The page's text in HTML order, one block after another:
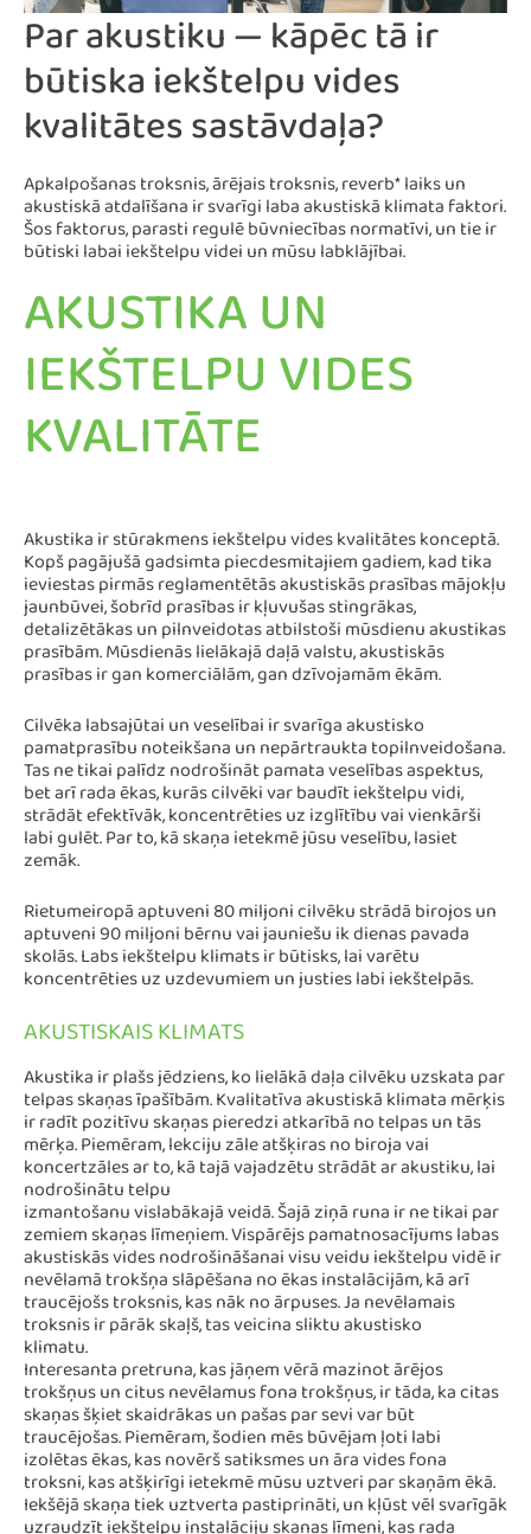
Par akustiku — kāpēc tā ir
būtiska iekštelpu vides
kvalitātes sastāvdaļa?
Apkalpošanas troksnis, ārējais troksnis, reverb* laiks un
akustiskā atdalīšana ir svarīgi laba akustiskā klimata faktori.
Šos faktorus, parasti regulē būvniecības normatīvi, un tie ir
būtiski labai iekštelpu videi un mūsu labklājībai.
AKUSTIKA UN
IEKŠTELPU VIDES
KVALITĀTE
Akustika ir stūrakmens iekštelpu vides kvalitātes konceptā.
Kopš pagājušā gadsimta piecdesmitajiem gadiem, kad tika
ieviestas pirmās reglamentētās akustiskās prasības mājokļu
jaunbūvei, šobrīd prasības ir kļuvušas stingrākas,
detalizētākas un pilnveidotas atbilstoši mūsdienu akustikas
prasībām. Mūsdienās lielākajā daļā valstu, akustiskās
prasības ir gan komerciālām, gan dzīvojamām ēkām.
Cilvēka labsajūtai un veselībai ir svarīga akustisko
pamatprasību noteikšana un nepārtraukta topilnveidošana.
Tas ne tikai palīdz nodrošināt pamata veselības aspektus,
bet arī rada ēkas, kurās cilvēki var baudīt iekštelpu vidi,
strādāt efektīvāk, koncentrēties uz izglītību vai vienkārši
labi gulēt. Par to, kā skaņa ietekmē jūsu veselību, lasiet
zemāk.
Rietumeiropā aptuveni 80 miljoni cilvēku strādā birojos un
aptuveni 90 miljoni bērnu vai jauniešu ik dienas pavada
skolās. Labs iekštelpu klimats ir būtisks, lai varētu
koncentrēties uz uzdevumiem un justies labi iekštelpās.
AKUSTISKAIS KLIMATS
Akustika ir plašs jēdziens, ko lielākā daļa cilvēku uzskata par
telpas skaņas īpašībām. Kvalitatīva akustiskā klimata mērķis
ir radīt pozitīvu skaņas pieredzi atkarībā no telpas un tās
mērķa. Piemēram, lekciju zāle atšķiras no biroja vai
koncertzāles ar to, kā tajā vajadzētu strādāt ar akustiku, lai
nodrošinātu telpu
izmantošanu vislabākajā veidā. Šajā ziņā runa ir ne tikai par
zemiem skaņas līmeņiem. Vispārējs pamatnosacījums labas
akustiskās vides nodrošināšanai visu veidu iekštelpu vidē ir
nevēlamā trokšņa slāpēšana no ēkas instalācijām, kā arī
traucējošs troksnis, kas nāk no ārpuses. Ja nevēlamais
troksnis ir pārāk skaļš, tas veicina sliktu akustisko
klimatu.
Interesanta pretruna, kas jāņem vērā mazinot ārējos
trokšņus un citus nevēlamus fona trokšņus, ir tāda, ka citas
skaņas šķiet skaidrākas un pašas par sevi var būt
traucējošas. Piemēram, šodien mēs būvējam ļoti labi
izolētas ēkas, kas novērš satiksmes un āra vides fona
troksni, kas atšķirīgi ietekmē mūsu uztveri par skaņām ēkā.
Iekšējā skaņa tiek uztverta pastiprināti, un kļūst vēl svarīgāk